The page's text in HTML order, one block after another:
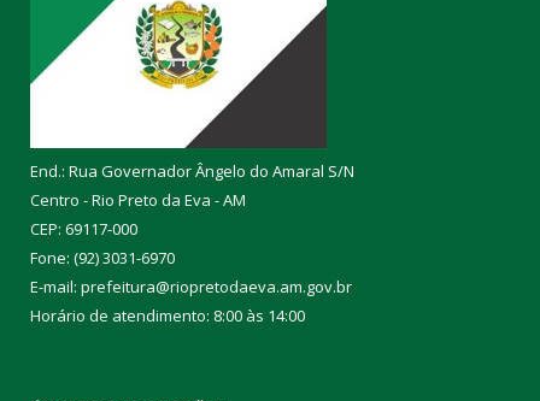
End.: Rua Governador Ângelo do Amaral S/N
Centro - Rio Preto da Eva - AM
CEP: 69117-000
Fone: (92) 3031-6970
E-mail: prefeitura@riopretodaeva.am.gov.br
Horário de atendimento: 8:00 às 14:00